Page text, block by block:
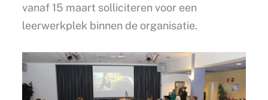
vanaf 15 maart solliciteren voor een
leerwerkplek binnen de organisatie.